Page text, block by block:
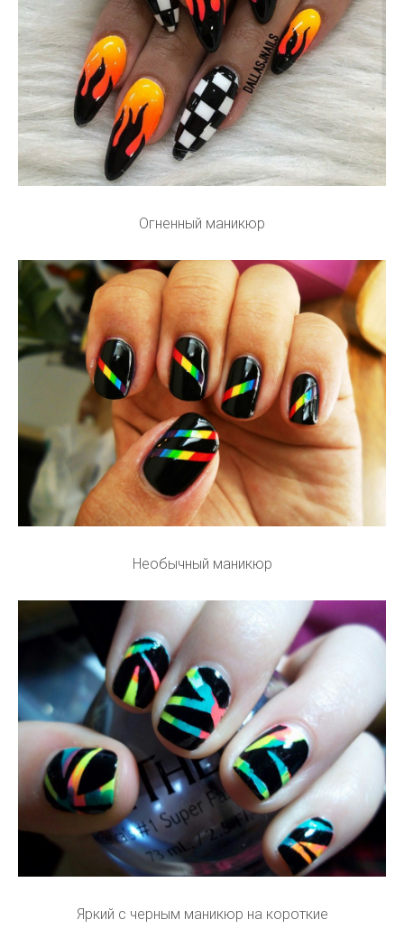
Огненный маникюр
Необычный маникюр
Яркий с черным маникюр на короткие